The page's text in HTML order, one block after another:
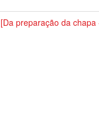
[Da preparação da